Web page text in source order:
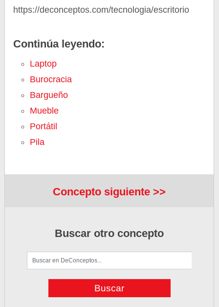
https://deconceptos.com/tecnologia/escritorio
Continúa leyendo:
Laptop
Burocracia
Bargueño
Mueble
Portátil
Pila
Concepto siguiente >>
Buscar otro concepto